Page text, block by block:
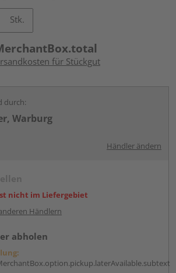
Stk.
für Stückgut
durch:
Warburg
Händler ändern
nicht im Liefergebiet
Händlern
abholen